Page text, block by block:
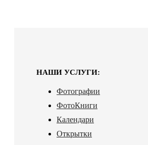
НАШИ УСЛУГИ:
Фотографии
ФотоКниги
Календари
Открытки